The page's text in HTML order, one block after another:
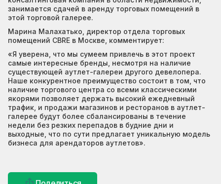
занимается сдачей в аренду торговых помещений в
этой торговой галерее.
Марина Малахатько, директор отдела торговых
помещений CBRE в Москве, комментирует:
«Я уверена, что мы сумеем привлечь в этот проект
самые интересные бренды, несмотря на наличие
существующей аутлет-галереи другого девелопера.
Наше конкурентное преимущество состоит в том, что
наличие торгового центра со всеми классическими
якорями позволяет держать высокий ежедневный
трафик, и продажи магазинов и ресторанов в аутлет-
галерее будут более сбалансированы в течение
недели без резких перепадов в будние дни и
выходные, что по сути предлагает уникальную модель
бизнеса для арендаторов аутлетов».